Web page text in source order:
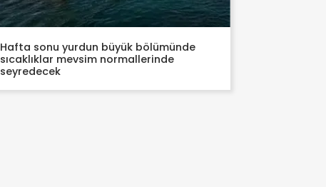
Hafta sonu yurdun büyük bölümünde
sıcaklıklar mevsim normallerinde
seyredecek